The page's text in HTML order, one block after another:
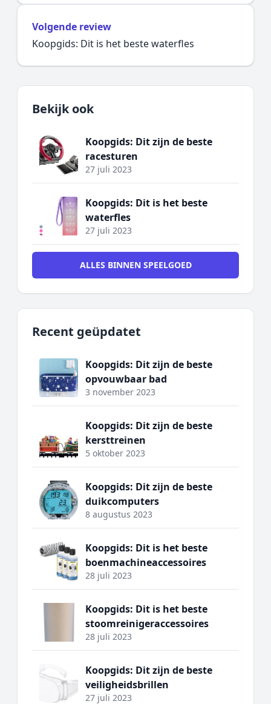
Volgende review
Koopgids: Dit is het beste waterfles
Bekijk ook
Koopgids: Dit zijn de beste
racesturen
27 juli 2023
Koopgids: Dit is het beste
waterfles
27 juli 2023
ALLES BINNEN SPEELGOED
Recent geüpdatet
Koopgids: Dit zijn de beste
opvouwbaar bad
3 november 2023
Koopgids: Dit zijn de beste
kersttreinen
5 oktober 2023
Koopgids: Dit zijn de beste
duikcomputers
8 augustus 2023
Koopgids: Dit is het beste
boenmachineaccessoires
28 juli 2023
Koopgids: Dit is het beste
stoomreinigeraccessoires
28 juli 2023
Koopgids: Dit zijn de beste
veiligheidsbrillen
27 juli 2023